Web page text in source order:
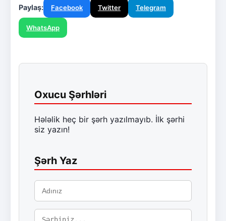
Paylaş: Facebook Twitter Telegram
WhatsApp
Oxucu Şərhləri
Hələlik heç bir şərh yazılmayıb. İlk şərhi
siz yazın!
Şərh Yaz